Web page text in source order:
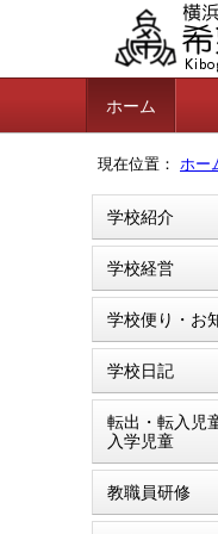
ホーム
現在位置： ホー
学校紹介
学校経営
学校便り・お
学校日記
転出・転入
入学児童
教職員研修